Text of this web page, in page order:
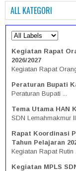
ALL KATEGORI
Kegiatan Rapat
2026/2027
Kegiatan Rapat Orang
Peraturan Bupati
Peraturan Bupati ...
Tema Utama HAN
SDN Lemahmakmur III
Rapat Koordinasi
Tahun Pelajaran
Kegiatan Rapat Rutin ...
Kegiatan MPLS